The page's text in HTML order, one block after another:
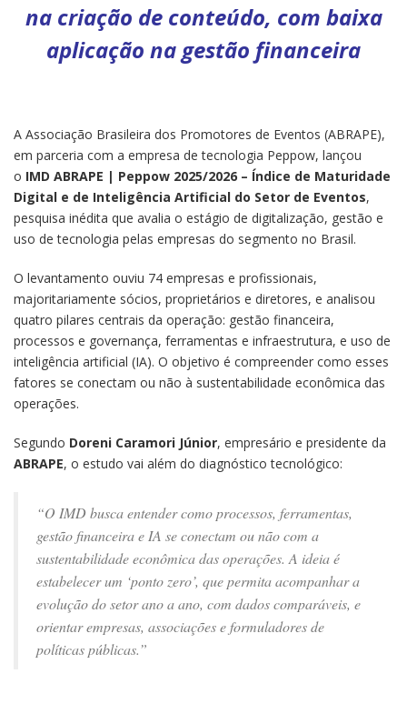
na criação de conteúdo, com baixa
aplicação na gestão financeira
A Associação Brasileira dos Promotores de Eventos (ABRAPE),
em parceria com a empresa de tecnologia Peppow, lançou
o IMD ABRAPE | Peppow 2025/2026 – Índice de Maturidade
Digital e de Inteligência Artificial do Setor de Eventos,
pesquisa inédita que avalia o estágio de digitalização, gestão e
uso de tecnologia pelas empresas do segmento no Brasil.
O levantamento ouviu 74 empresas e profissionais,
majoritariamente sócios, proprietários e diretores, e analisou
quatro pilares centrais da operação: gestão financeira,
processos e governança, ferramentas e infraestrutura, e uso de
inteligência artificial (IA). O objetivo é compreender como esses
fatores se conectam ou não à sustentabilidade econômica das
operações.
Segundo Doreni Caramori Júnior, empresário e presidente da
ABRAPE, o estudo vai além do diagnóstico tecnológico:
“O IMD busca entender como processos, ferramentas,
gestão financeira e IA se conectam ou não com a
sustentabilidade econômica das operações. A ideia é
estabelecer um ‘ponto zero’, que permita acompanhar a
evolução do setor ano a ano, com dados comparáveis, e
orientar empresas, associações e formuladores de
políticas públicas.”